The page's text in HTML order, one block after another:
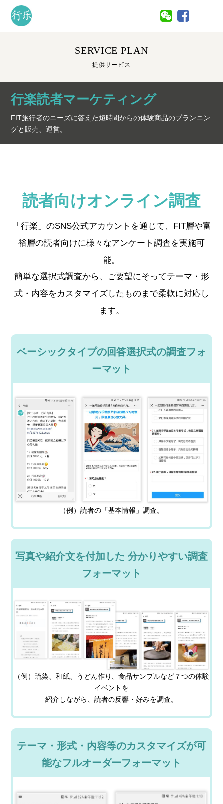
SERVICE PLAN
提供サービス
行楽読者マーケティング
FIT旅行者のニーズに答えた短時間からの体験商品のプランニン
グと販売、運営。
読者向けオンライン調査
「行楽」のSNS公式アカウントを通じて、FIT層や富
裕層の読者向けに様々なアンケート調査を実施可
能。
簡単な選択式調査から、ご要望にそってテーマ・形
式・内容をカスタマイズしたものまで柔軟に対応し
ます。
ベーシックタイプの回答選択式の調査フォ
ーマット
（例）読者の「基本情報」調査。
写真や紹介文を付加した 分かりやすい調査
フォーマット
（例）琉染、和紙、うどん作り、食品サンプルなど７つの体験
イベントを
紹介しながら、読者の反響・好みを調査。
テーマ・形式・内容等のカスタマイズが可
能なフルオーダーフォーマット